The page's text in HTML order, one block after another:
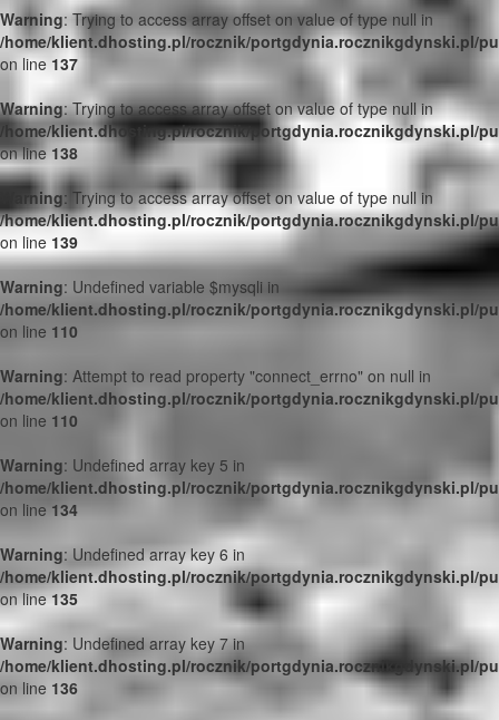
Warning: Trying to access array offset on value of type null in
/home/klient.dhosting.pl/rocznik/portgdynia.rocznikgdynski.pl/
on line 137
Warning: Trying to access array offset on value of type null in
/home/klient.dhosting.pl/rocznik/portgdynia.rocznikgdynski.pl/
on line 138
Warning: Trying to access array offset on value of type null in
/home/klient.dhosting.pl/rocznik/portgdynia.rocznikgdynski.pl/
on line 139
Warning: Undefined variable $mysqli in
/home/klient.dhosting.pl/rocznik/portgdynia.rocznikgdynski.pl/
on line 110
Warning: Attempt to read property "connect_errno" on null in
/home/klient.dhosting.pl/rocznik/portgdynia.rocznikgdynski.pl/
on line 110
Warning: Undefined array key 5 in
/home/klient.dhosting.pl/rocznik/portgdynia.rocznikgdynski.pl/
on line 134
Warning: Undefined array key 6 in
/home/klient.dhosting.pl/rocznik/portgdynia.rocznikgdynski.pl/
on line135
Warning: Undefined array key 7 in
/home/klient.dhosting.pl/rocznik/portgdynia.rocznikgdynski.pl/
on line 136